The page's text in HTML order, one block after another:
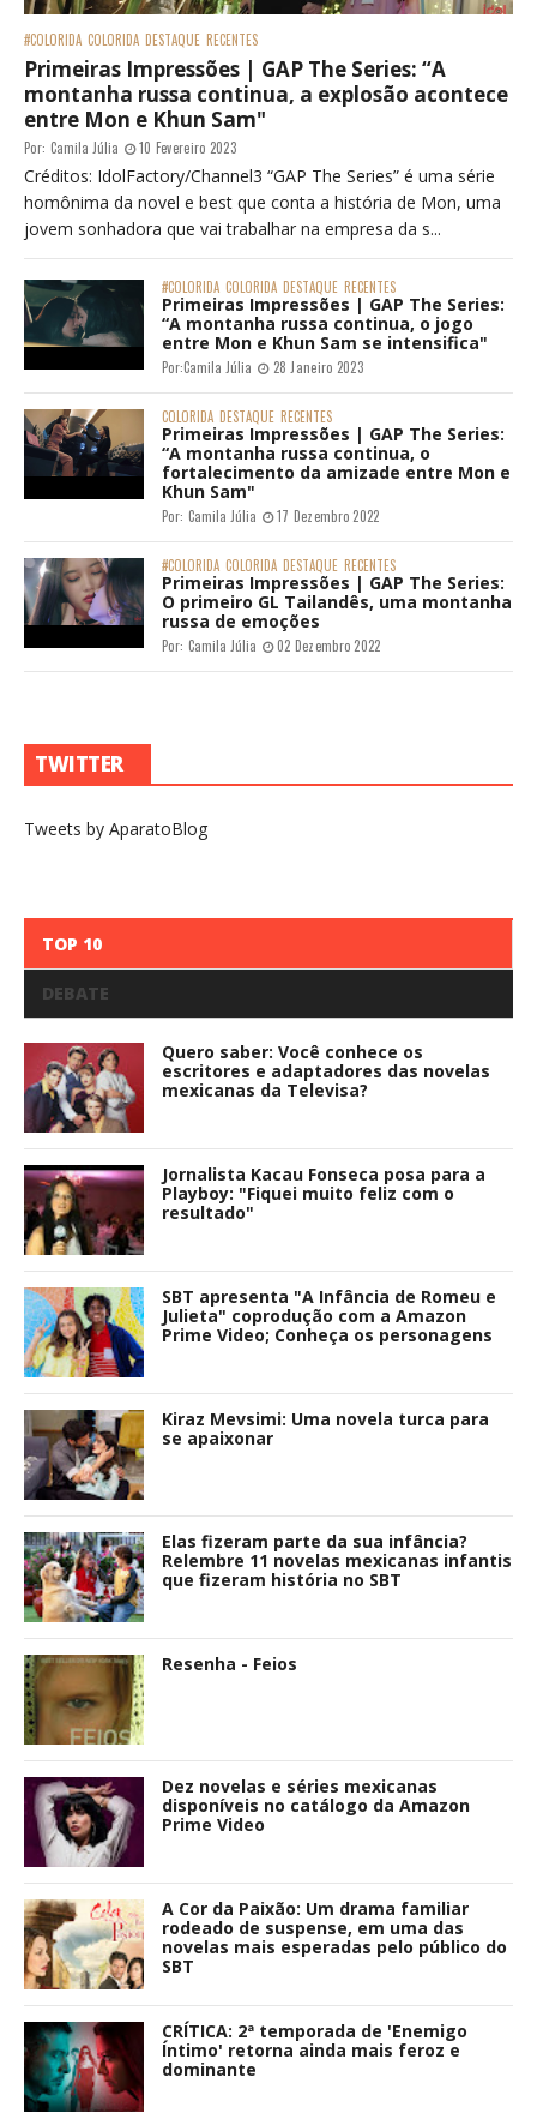
#COLORIDA COLORIDA DESTAQUE RECENTES
Primeiras Impressões | GAP The Series: “A
montanha russa continua, a explosão acontece
entre Mon e Khun Sam"
Por: Camila Júlia 10 Fevereiro 2023
Créditos: IdolFactory/Channel3 “GAP The Series” é uma série
homônima da novel e best que conta a história de Mon, uma
jovem sonhadora que vai trabalhar na empresa da s...
#COLORIDA COLORIDA DESTAQUE RECENTES
Primeiras Impressões | GAP The Series:
“A montanha russa continua, o jogo
entre Mon e Khun Sam se intensifica"
Por:Camila Júlia 28 Janeiro 2023
COLORIDA DESTAQUE RECENTES
Primeiras Impressões | GAP The Series:
“A montanha russa continua, o
fortalecimento da amizade entre Mon e
Khun Sam"
Por: Camila Júlia 17 Dezembro 2022
#COLORIDA COLORIDA DESTAQUE RECENTES
Primeiras Impressões | GAP The Series:
O primeiro GL Tailandês, uma montanha
russa de emoções
Por: Camila Júlia 02 Dezembro 2022
TWITTER
Tweets by AparatoBlog
TOP 10
DEBATE
Quero saber: Você conhece os
escritores e adaptadores das novelas
mexicanas da Televisa?
Jornalista Kacau Fonseca posa para a
Playboy: "Fiquei muito feliz com o
resultado"
SBT apresenta "A Infância de Romeu e
Julieta" coprodução com a Amazon
Prime Video; Conheça os personagens
Kiraz Mevsimi: Uma novela turca para
se apaixonar
Elas fizeram parte da sua infância?
Relembre 11 novelas mexicanas infantis
que fizeram história no SBT
Resenha - Feios
Dez novelas e séries mexicanas
disponíveis no catálogo da Amazon
Prime Video
A Cor da Paixão: Um drama familiar
rodeado de suspense, em uma das
novelas mais esperadas pelo público do
SBT
CRÍTICA: 2ª temporada de 'Enemigo
Íntimo' retorna ainda mais feroz e
dominante